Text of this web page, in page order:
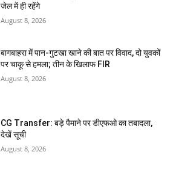
जेल में ही रहेंगे
August 8, 2026
बागबाहरा में पान-गुटखा खाने की बात पर विवाद, दो युवकों
पर चाकू से हमला; तीन के खिलाफ FIR
August 8, 2026
CG Transfer: बड़े पैमाने पर डीएफओ का तबादला,
देखें सूची
August 8, 2026